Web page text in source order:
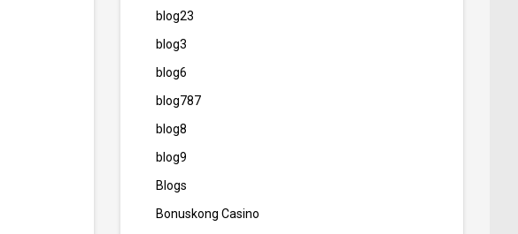
blog23
blog3
blog6
blog787
blog8
blog9
Blogs
Bonuskong Casino